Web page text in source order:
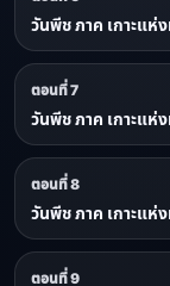
วันพีช ภาค เกาะแห่
ตอนที่ 7
วันพีช ภาค เกาะแห่
ตอนที่ 8
วันพีช ภาค เกาะแห่
ตอนที่ 9